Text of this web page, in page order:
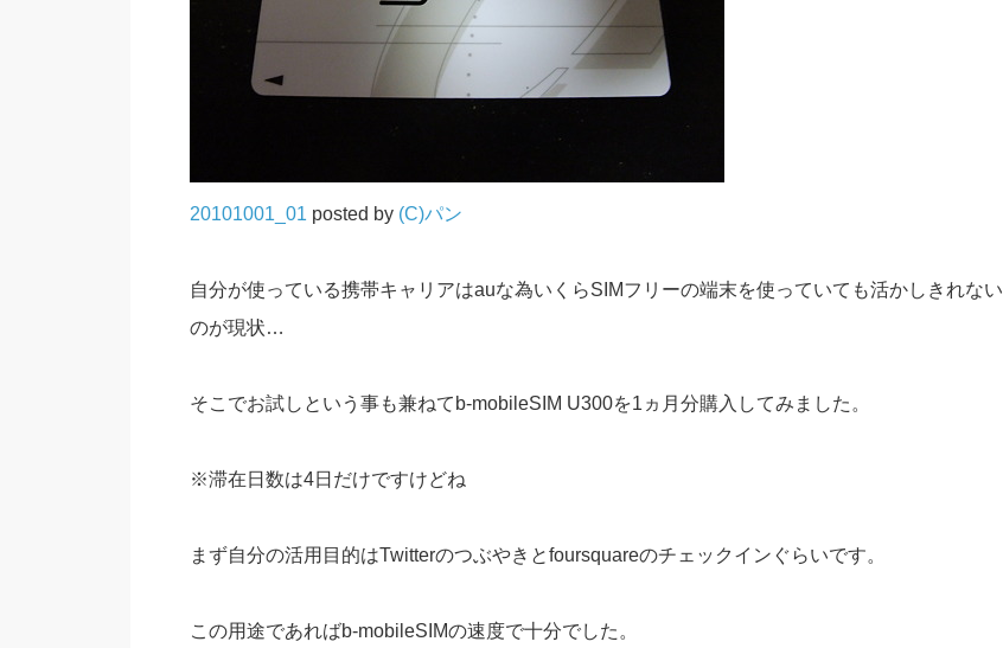
20101001_01 posted by (C)パン
自分が使っている携帯キャリアはauな為いくらSIMフリーの端末を使っていても活かしきれない
のが現状…
そこでお試しという事も兼ねてb-mobileSIM U300を1ヵ月分購入してみました。
※滞在日数は4日だけですけどね
まず自分の活用目的はTwitterのつぶやきとfoursquareのチェックインぐらいです。
この用途であればb-mobileSIMの速度で十分でした。